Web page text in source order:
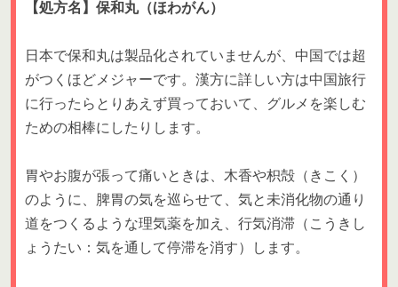
【処方名】保和丸（ほわがん）
日本で保和丸は製品化されていませんが、中国では超
がつくほどメジャーです。漢方に詳しい方は中国旅行
に行ったらとりあえず買っておいて、グルメを楽しむ
ための相棒にしたりします。
胃やお腹が張って痛いときは、木香や枳殻（きこく）
のように、脾胃の気を巡らせて、気と未消化物の通り
道をつくるような理気薬を加え、行気消滞（こうきし
ょうたい：気を通して停滞を消す）します。